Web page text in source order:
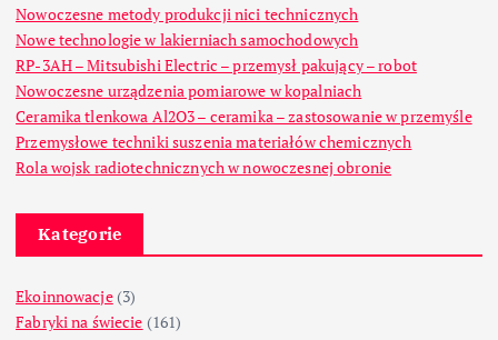
Nowoczesne metody produkcji nici technicznych
Nowe technologie w lakierniach samochodowych
RP-3AH – Mitsubishi Electric – przemysł pakujący – robot
Nowoczesne urządzenia pomiarowe w kopalniach
Ceramika tlenkowa Al2O3 – ceramika – zastosowanie w przemyśle
Przemysłowe techniki suszenia materiałów chemicznych
Rola wojsk radiotechnicznych w nowoczesnej obronie
Kategorie
Ekoinnowacje(3)
Fabryki na świecie (161)